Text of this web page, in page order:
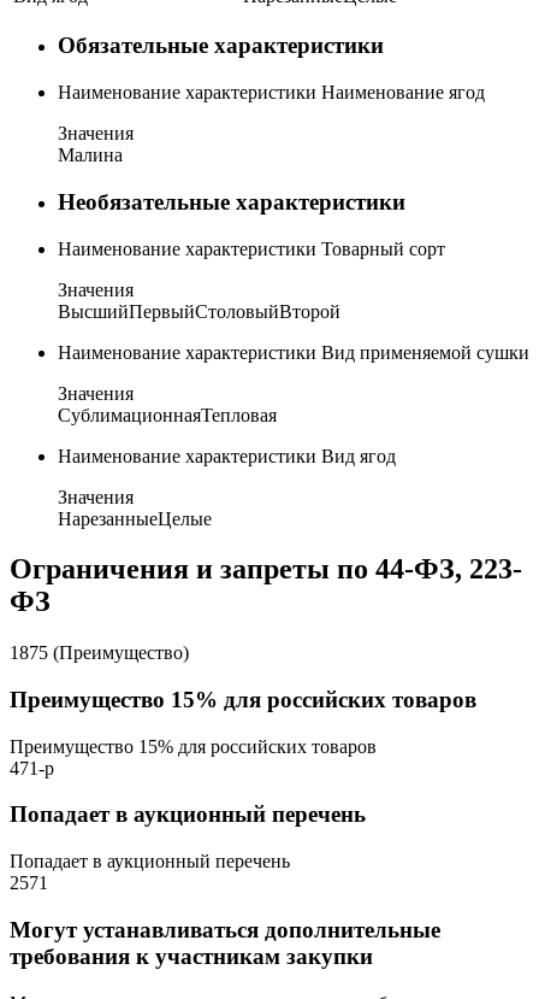
Обязательные характеристики
Наименование характеристики Наименование ягод
Значения
Малина
Необязательные характеристики
Наименование характеристики Товарный сорт
Значения
ВысшийПервыйСтоловыйВторой
Наименование характеристики Вид применяемой сушки
Значения
СублимационнаяТепловая
Наименование характеристики Вид ягод
Значения
НарезанныеЦелые
Ограничения и запреты по 44-ФЗ, 223-
ФЗ
1875 (Преимущество)
Преимущество 15% для российских товаров
Преимущество 15% для российских товаров
471-р
Попадает в аукционный перечень
Попадает в аукционный перечень
2571
Могут устанавливаться дополнительные
требования к участникам закупки